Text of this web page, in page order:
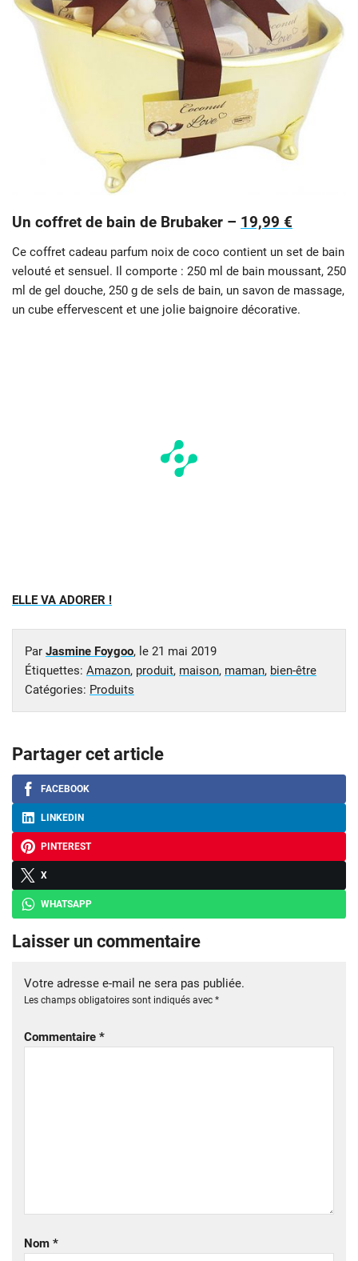
Un coffret de bain de Brubaker – 19,99 €
Ce coffret cadeau parfum noix de coco contient un set de bain
velouté et sensuel. Il comporte : 250 ml de bain moussant, 250
ml de gel douche, 250 g de sels de bain, un savon de massage,
un cube effervescent et une jolie baignoire décorative.
ELLE VA ADORER !
Par Jasmine Foygoo, le 21 mai 2019
Étiquettes: Amazon, produit, maison, maman, bien-être
Catégories: Produits
Partager cet article
FACEBOOK
LINKEDIN
PINTEREST
X
WHATSAPP
Laisser un commentaire
Votre adresse e-mail ne sera pas publiée.
Les champs obligatoires sont indiqués avec *
Commentaire *
Nom *